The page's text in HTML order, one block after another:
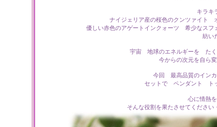
キラキ
ナイジェリア産の桜色のクンツァイト
優しい赤色のアゲートインクォーツ 希少なス
紡い
宇宙 地球のエネルギーを た
今からの次元を自ら
今回 最高品質のインカ
セットで ペンダント ト
心に情熱
そんな役割を果たさせてくださ